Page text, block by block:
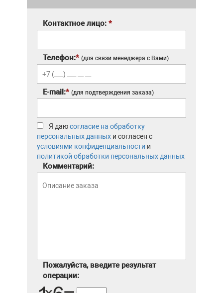
Контактное лицо: *
Телефон:* (для связи менеджера с Вами)
E-mail:* (для подтверждения заказа)
Я даюсогласие на обработку
персональных данных и согласен с
условиями конфиденциальности и
политикой обработки персональных данных
Комментарий:
Пожалуйста, введите результат
операции: